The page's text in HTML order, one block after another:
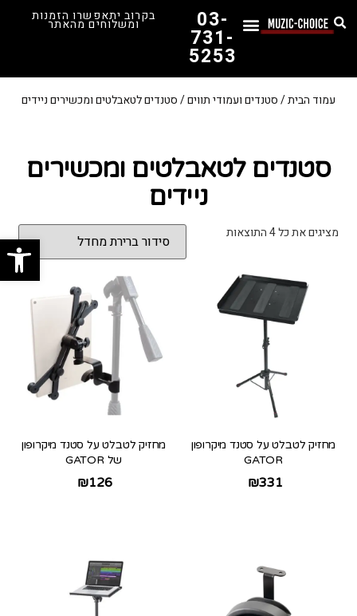
פתח
03-
731-
5253
בקרוב יתאפשרו הזמנות
ומשלוחים מהאתר
עמוד הבית/סטנדים ועמודי תווים/ סטנדים לטאבלטים ומכשירים ניידים
סטנדים לטאבלטים ומכשירים
ניידים
מציגים את כל ⁦4⁩ התוצאות
מחזיק לטבלט על סטנד מיקרופון
GATOR
₪331
מחזיק לטבלט על סטנד מיקרופון
של GATOR
₪126